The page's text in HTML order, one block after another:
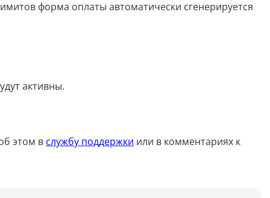
Описание видео
форма оплаты автоматически сгенерируется
активны.
этом в службу поддержки или в комментариях к